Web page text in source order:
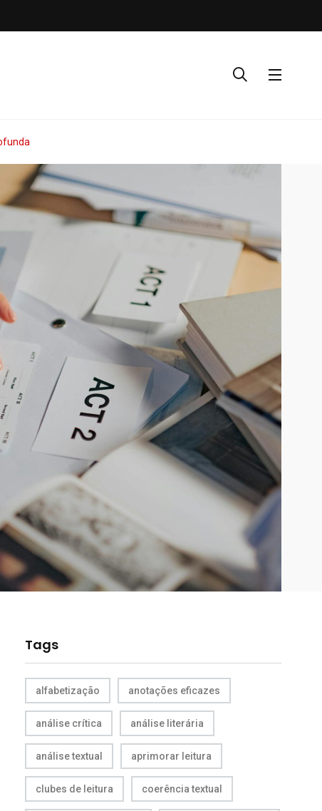
Tags
alfabetização anotações eficazes
análise crítica análise literária
análise textual aprimorar leitura
clubes de leitura coerência textual